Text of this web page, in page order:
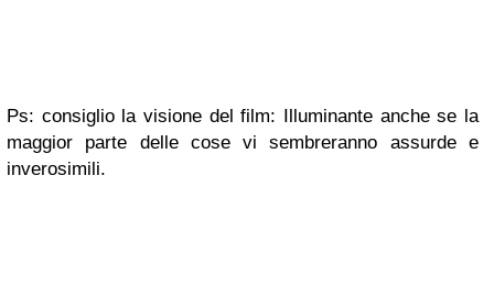
Ps: consiglio la visione del film: Illuminante anche se la
maggior parte delle cose vi sembreranno assurde e
inverosimili.